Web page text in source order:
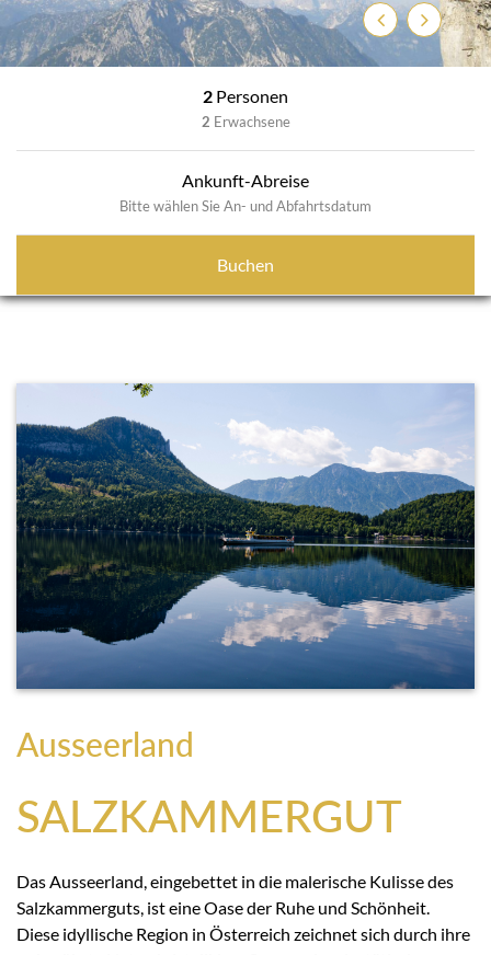
ZurückWeiter
2 Personen
2 Erwachsene
Ankunft-Abreise
Bitte wählen Sie An- und Abfahrtsdatum
Buchen
Ausseerland
SALZKAMMERGUT
Das Ausseerland, eingebettet in die malerische Kulisse des
Salzkammerguts, ist eine Oase der Ruhe und Schönheit.
Diese idyllische Region in Österreich zeichnet sich durch ihre